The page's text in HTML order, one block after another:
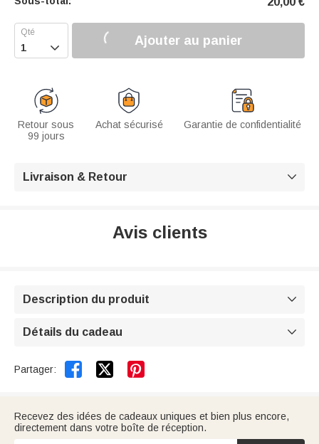
 Ajouter au panier
Retour sous
99 jours
Achat sécurisé Garantie de confidentialité
Livraison & Retour 
Avis clients
Description du produit 
Détails du cadeau 
Partager:  
Recevez des idées de cadeaux uniques et bien plus encore,
directement dans votre boîte de réception.